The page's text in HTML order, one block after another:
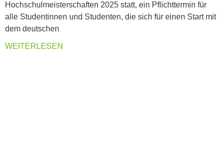
Hochschulmeisterschaften 2025 statt, ein Pflichttermin für
alle Studentinnen und Studenten, die sich für einen Start mit
dem deutschen
WEITERLESEN